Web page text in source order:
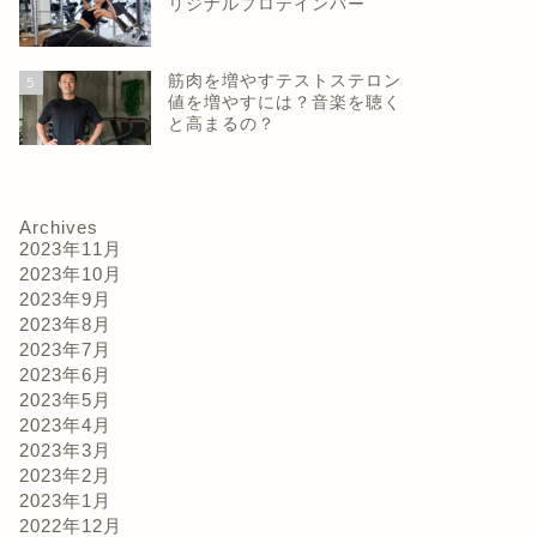
リジナルプロテインバー
5
筋肉を増やすテストステロン
値を増やすには？音楽を聴く
と高まるの？
Archives
2023年11月
2023年10月
2023年9月
2023年8月
2023年7月
2023年6月
2023年5月
2023年4月
2023年3月
2023年2月
2023年1月
2022年12月